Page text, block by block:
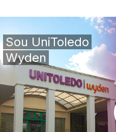
Sou UniToledo
Wyden